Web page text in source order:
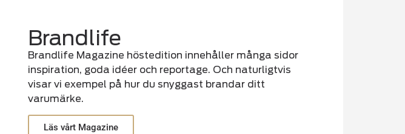
Brandlife
Brandlife Magazine höstedition innehåller många sidor
inspiration, goda idéer och reportage. Och naturligtvis
visar vi exempel på hur du snyggast brandar ditt
varumärke.
Läs vårt Magazine